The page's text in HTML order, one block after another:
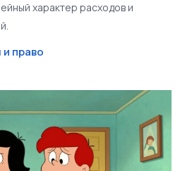
характер расходов и
право